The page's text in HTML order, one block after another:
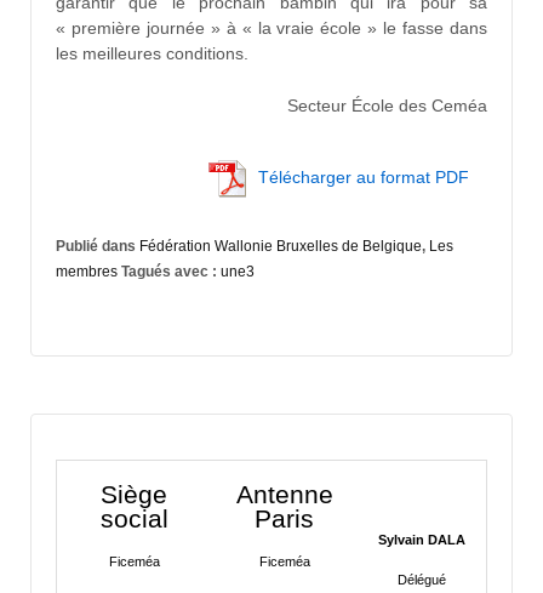
« première journée » à « la vraie école » le fasse dans
les meilleures conditions.
Secteur École des Ceméa
Télécharger au format PDF
Publié dans Fédération Wallonie Bruxelles de Belgique, Les
membres Tagués avec : une3
Siège
social
Ficeméa
Antenne
Paris
Ficeméa
Sylvain DALA
Délégué